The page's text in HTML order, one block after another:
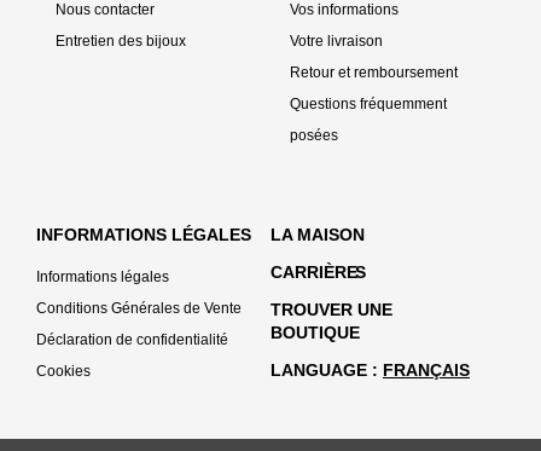
Nous contacter
Entretien des bijoux
Vos informations
Votre livraison
Retour et remboursement
Questions fréquemment
posées
INFORMATIONS LÉGALES
Informations légales
Conditions Générales de Vente
Déclaration de confidentialité
Cookies
LA MAISON
CARRIÈRES
TROUVER UNE
BOUTIQUE
LANGUAGE
FRANÇAIS